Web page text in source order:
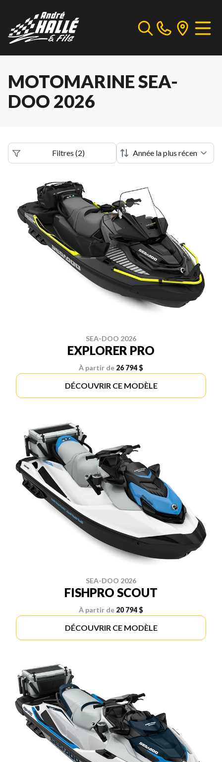
MOTOMARINE SEA-
DOO 2026
Filtres (2)
SEA-DOO 2026
EXPLORER PRO
À partir de 26 794 $
DÉCOUVRIR CE MODÈLE
SEA-DOO 2026
FISHPRO SCOUT
À partir de 20 794 $
DÉCOUVRIR CE MODÈLE